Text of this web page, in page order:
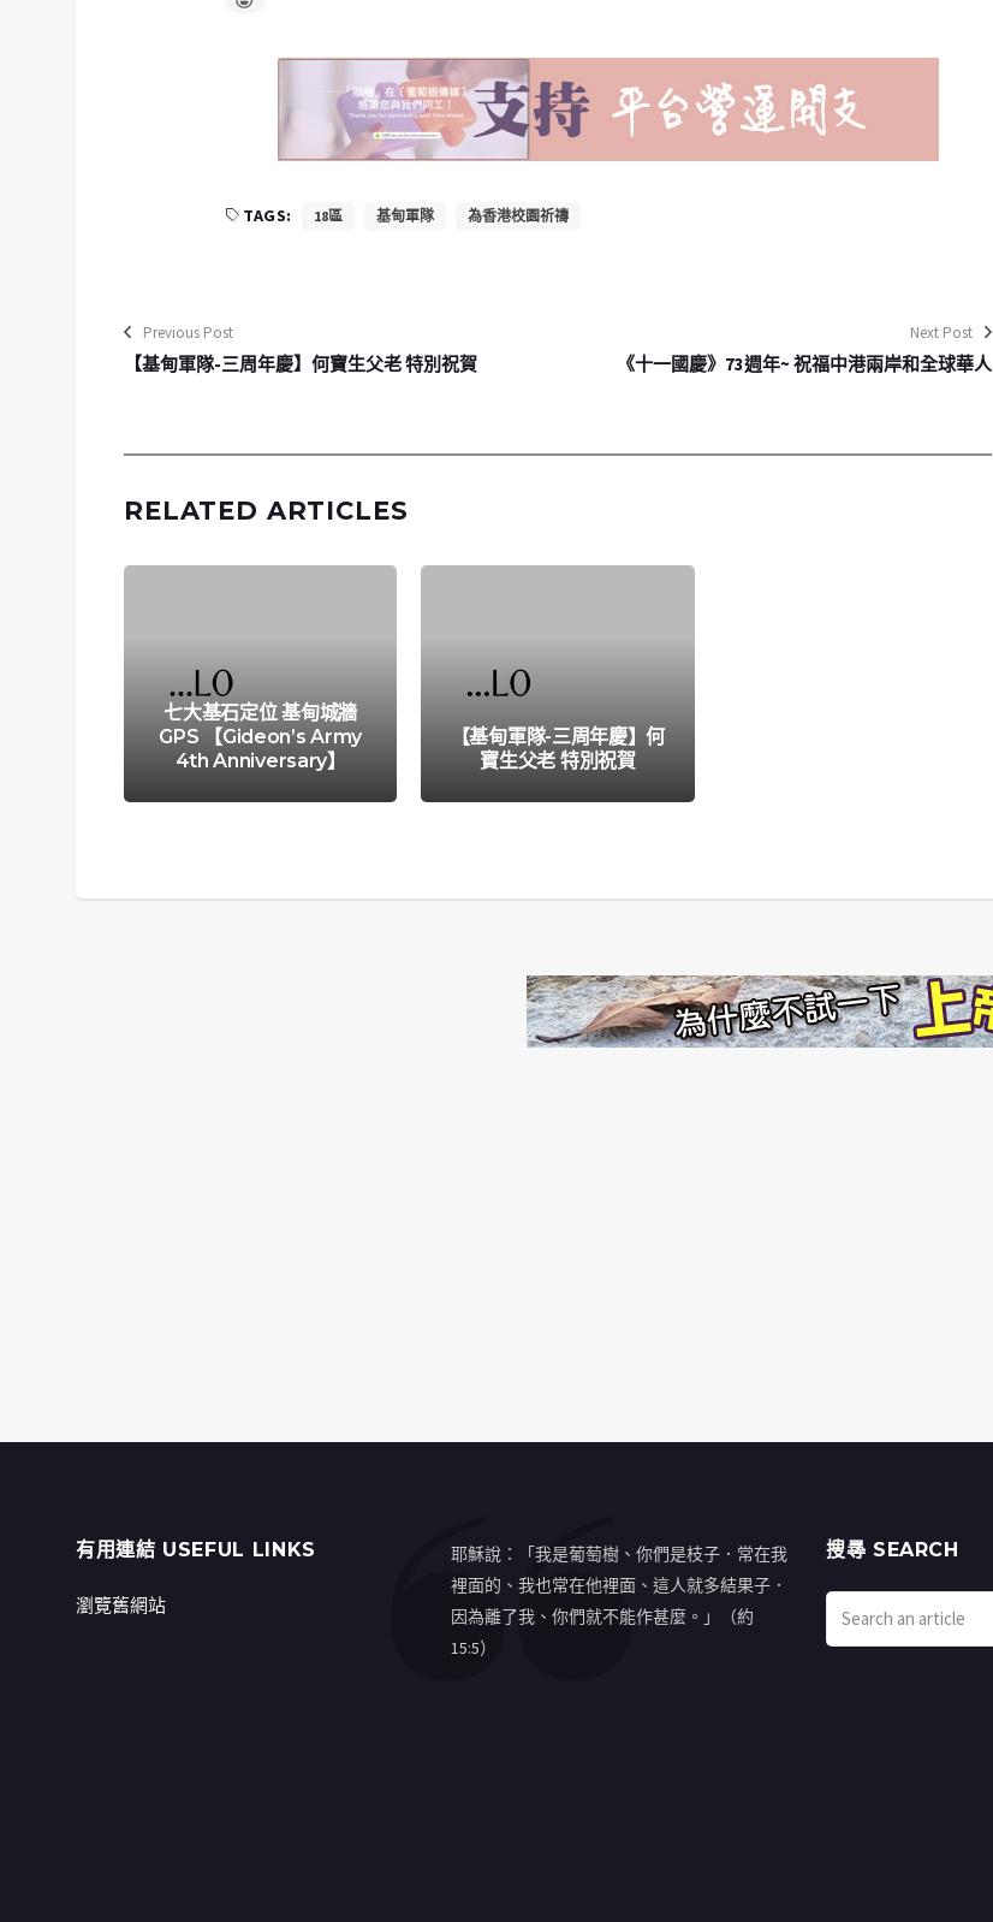
TAGS: 18區 基甸軍隊 為香港校園祈禱
Previous Post
【基甸軍隊-三周年慶】何寶生父老 特別祝賀
Next Post
《十一國慶》73週年~ 祝福中港兩岸和全球華人
RELATED ARTICLES
七大基石定位 基甸城牆
GPS 【Gideon’s Army
4th Anniversary】
【基甸軍隊-三周年慶】何
寶生父老 特別祝賀
有用連結 USEFUL LINKS
瀏覽舊網站
耶穌說：「我是葡萄樹、你們是枝子．常在我
裡面的、我也常在他裡面、這人就多結果子．
因為離了我、你們就不能作甚麼。」（約
15:5）
搜㝷 SEARCH